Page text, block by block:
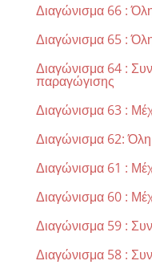
Διαγώνισμα 66 :
Διαγώνισμα 65 :
Διαγώνισμα 64 :
παραγώγισης
Διαγώνισμα 63 :
Διαγώνισμα 62:
Διαγώνισμα 61 :
Διαγώνισμα 60 :
Διαγώνισμα 59 :
Διαγώνισμα 58 :